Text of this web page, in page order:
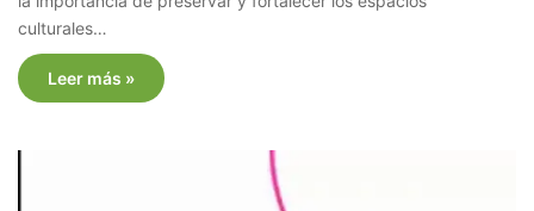
culturales…
Leer más »